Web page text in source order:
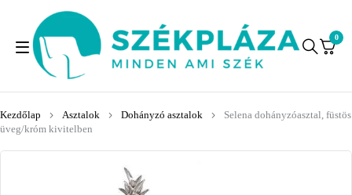
0
Kezdőlap Asztalok Dohányzó asztalok
Selena dohányzóasztal, füstös
üveg/króm kivitelben